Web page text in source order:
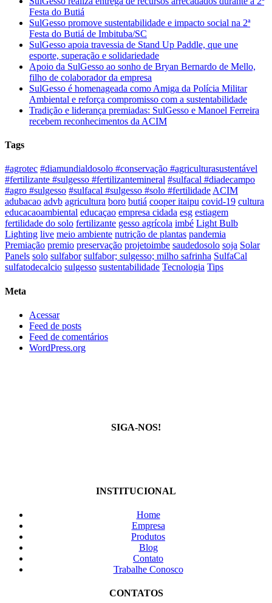
Festa do Butiá
SulGesso promove sustentabilidade e impacto social na 2ª
Festa do Butiá de Imbituba/SC
SulGesso apoia travessia de Stand Up Paddle, que une
esporte, superação e solidariedade
Apoio da SulGesso ao sonho de Bryan Bernardo de Mello,
filho de colaborador da empresa
SulGesso é homenageada como Amiga da Polícia Militar
Ambiental e reforça compromisso com a sustentabilidade
Tradição e liderança premiadas: SulGesso e Manoel Ferreira
recebem reconhecimentos da ACIM
Tags
#agrotec #diamundialdosolo #conservação #agriculturasustentável
#fertilizante #sulgesso #fertilizantemineral #sulfacal #diadecampo
#agro #sulgesso #sulfacal #sulgesso #solo #fertilidadeACIM
adubacao advb agricultura boro butiá cooper itaipu covid-19 cultura
educacaoambiental educaçao empresa cidada esg estiagem
fertilidade do solo fertilizante gesso agrícola imbé Light Bulb
Lighting live meio ambiente nutrição de plantas pandemia
Premiação premio preservação projetoimbe saudedosolo soja Solar
Panels solo sulfabor sulfabor; sulgesso; milho safrinha SulfaCal
sulfatodecalcio sulgesso sustentabilidade Tecnologia Tips
Meta
Acessar
Feed de posts
Feed de comentários
WordPress.org
SIGA-NOS!
INSTITUCIONAL
Home
Empresa
Produtos
Blog
Contato
Trabalhe Conosco
CONTATOS